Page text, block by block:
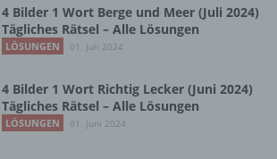
4 Bilder 1 Wort Berge und Meer (Juli 2024)
Tägliches Rätsel – Alle Lösungen
LÖSUNGEN 01. Juli 2024
4 Bilder 1 Wort Richtig Lecker (Juni 2024)
Tägliches Rätsel – Alle Lösungen
LÖSUNGEN 01. Juni 2024
der Verarbeitung
der Verarbeitung ist die
Daten mit dem Ziel, ihre
Verarbeitung einzuschränken.